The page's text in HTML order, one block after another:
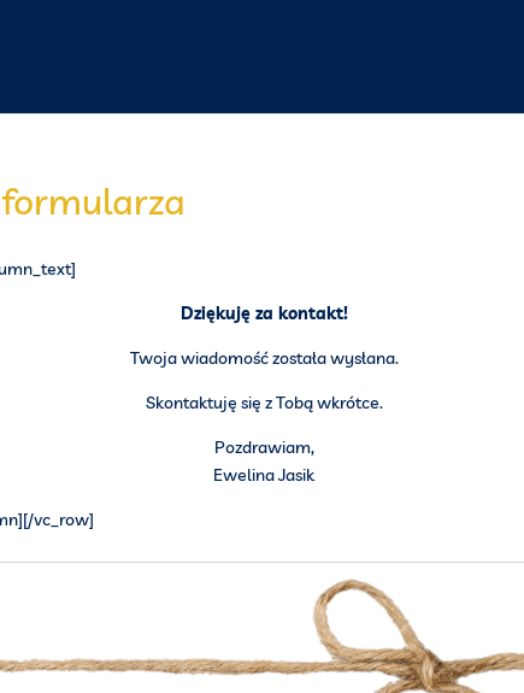
Dziękuję za kontakt!
Twoja wiadomość została wysłana.
Skontaktuję się z Tobą wkrótce.
Pozdrawiam,
Ewelina Jasik
vc_row]